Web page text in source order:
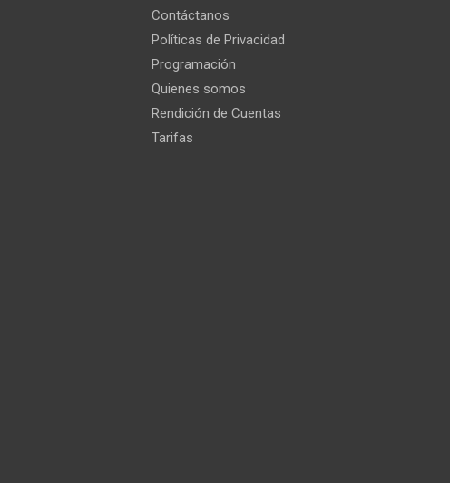
Contáctanos
Políticas de Privacidad
Programación
Quienes somos
Rendición de Cuentas
Tarifas